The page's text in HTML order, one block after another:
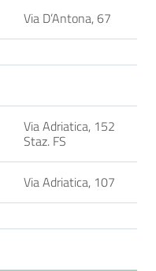
Via D’Antona, 67
Via Adriatica, 152
Staz. FS
Via Adriatica, 107